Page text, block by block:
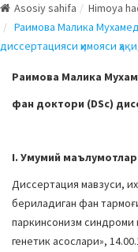
g
l
e
N
v
t
i
o
n
Asosiy sahifa
Himoya
Раимова Малика
диссертацияси ҳимояси
Раимова Малика
фан доктори (DSc)
I. Умумий
Диссертация мавзуси,
бериладиган фан
паркинсонизм
генетик асослари»,